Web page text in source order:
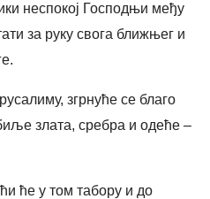
неспокој Господњи међу
за руку свога ближњег и
згрнуће се благо
злата, сребра и одеће –
ће у том табору и до